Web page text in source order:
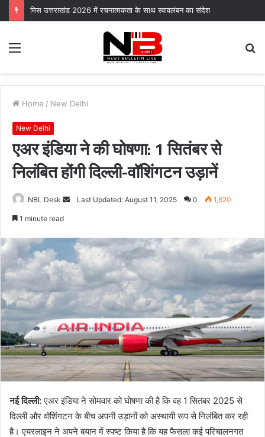
मिस उत्तराखंड 2026 में रचनात्मकता के साथ स्वावलंबन का संदेश
Menu
Home / New Delhi
New Delhi
एअर इंडिया ने की घोषणा: 1 सितंबर से
निलंबित होंगी दिल्ली-वॉशिंगटन उड़ानें
NBL Desk
SendLast Updated: August 11, 2025 0 1,620
1 minute read
नई दिल्ली:एअर इंडिया ने सोमवार को घोषणा की है कि वह 1 सितंबर 2025 से
दिल्ली और वॉशिंगटन के बीच अपनी उड़ानों को अस्थायी रूप से निलंबित कर रही
है। एयरलाइन ने अपने बयान में स्पष्ट किया है कि यह फैसला कई परिचालनगत